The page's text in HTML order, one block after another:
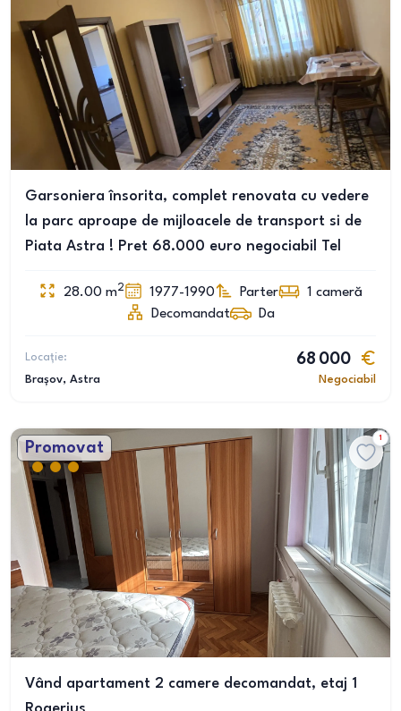
Garsoniera însorita, complet renovata cu vedere
la parc aproape de mijloacele de transport si de
Piata Astra ! Pret 68.000 euro negociabil Tel
28.00 m2 1977-1990 Parter 1 cameră
Decomandat
Da
Locație:
Brașov, Astra
68 000
Negociabil
Promovat
1
Vând apartament 2 camere decomandat, etaj 1